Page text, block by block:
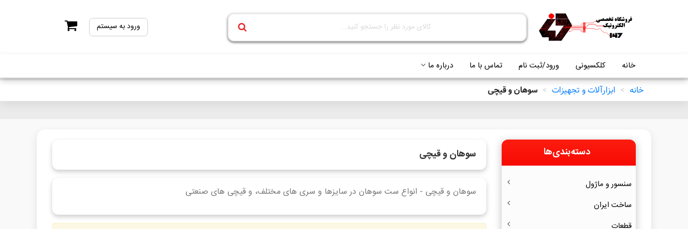
ورود به سیستم
خانه کلکسیونی ورود/ثبت نام تماس با ما درباره ما
خانه > ابزارآلات و تجهیزات > سوهان و قیچی
دسته‌بندی‌ها
سنسور و ماژول
ساخت ایران
قطعات
سوهان و قیچی
سوهان و قیچی - انواع ست سوهان در سایزها و سری های مختلف، و قیچی های صنعتی